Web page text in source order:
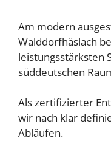
Am modern
Walddorfhäslach
leistungsstärksten
süddeutschen
Als zertifizierter
wir nach klar
Abläufen.